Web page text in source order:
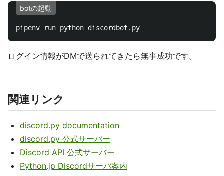
botの起動
ログイン情報がDMで送られてきたら無事成功です。
関連リンク
discord.py documentation
discord.py 公式サーバー
Discord API 公式サーバー
Python.jp Discordサーバ案内